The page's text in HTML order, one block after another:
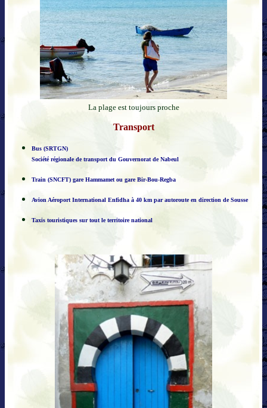
La plage est toujours proche
Transport
Bus (SRTGN)
Société régionale de transport du Gouvernorat de Nabeul
Train (SNCFT) gare Hammamet ou gare Bir-Bou-Regba
Avion Aéroport International Enfidha à 40 km par autoroute en direction de Sousse
Taxis touristiques sur tout le territoire national